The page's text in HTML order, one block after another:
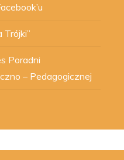
Trójki”
Poradni
– Pedagogicznej